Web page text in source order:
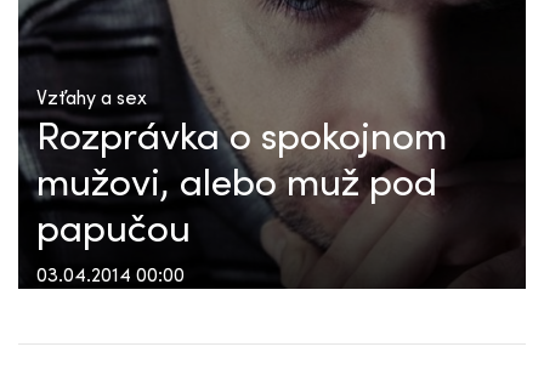
Vzťahy a sex
Rozprávka o spokojnom
mužovi, alebo muž pod
papučou
03.04.2014 00:00